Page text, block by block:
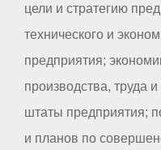
цели и стратегию
технического и
предприятия;
производства, труда
штаты предприятия;
и планов по